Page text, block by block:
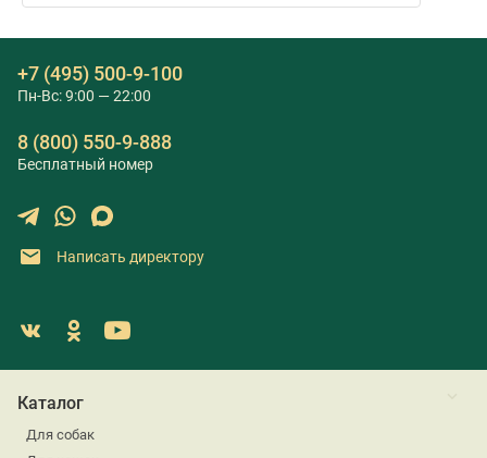
+7 (495) 500-9-100
Пн-Вс: 9:00 — 22:00
8 (800) 550-9-888
Бесплатный номер
Написать директору
Каталог
Для собак